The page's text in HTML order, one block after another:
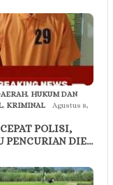
, HUKUM DAN
, KRIMINAL
Agustus 8,
POLISI,
PENCURIAN DIE…